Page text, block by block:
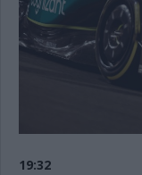
19:32